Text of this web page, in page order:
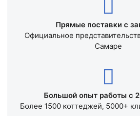
Прямые поставки с
Официальное
Самаре
Большой опыт работы с
Более 1500 коттеджей, 5000+